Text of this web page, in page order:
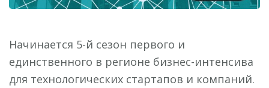
Начинается 5-й сезон первого и
единственного в регионе бизнес-интенсива
для технологических стартапов и компаний.